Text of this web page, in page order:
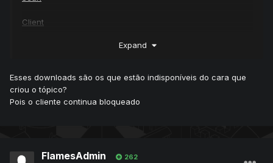
Client
Expand
Esses downloads são os que estão indisponíveis do cara que
criou o tópico?
Pois o cliente continua bloqueado
FlamesAdmin 262